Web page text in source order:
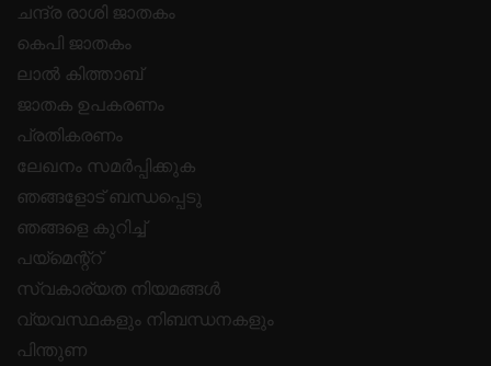
ചന്ദ്ര രാശി ജാതകം
കെപി ജാതകം
ലാൽ കിത്താബ്
ജാതക ഉപകരണം
പ്രതികരണം
ലേഖനം സമർപ്പിക്കുക
ഞങ്ങളോട് ബന്ധപ്പെടു
ഞങ്ങളെ കുറിച്ച്
പയ്മെന്റ്റ്
സ്വകാര്യത നിയമങ്ങൾ
വ്യവസ്ഥകളും നിബന്ധനകളും
പിന്തുണ